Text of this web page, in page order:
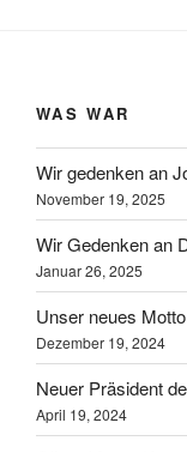
WAS WAR
Wir gedenken an
November 19, 2025
Wir Gedenken an
Januar 26, 2025
Unser neues Motto
Dezember 19, 2024
Neuer Präsident
April 19, 2024